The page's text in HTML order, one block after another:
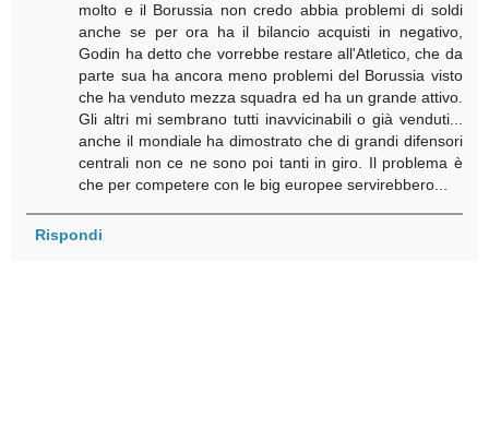
molto e il Borussia non credo abbia problemi di soldi
anche se per ora ha il bilancio acquisti in negativo,
Godin ha detto che vorrebbe restare all'Atletico, che da
parte sua ha ancora meno problemi del Borussia visto
che ha venduto mezza squadra ed ha un grande attivo.
Gli altri mi sembrano tutti inavvicinabili o già venduti...
anche il mondiale ha dimostrato che di grandi difensori
centrali non ce ne sono poi tanti in giro. Il problema è
che per competere con le big europee servirebbero...
Rispondi